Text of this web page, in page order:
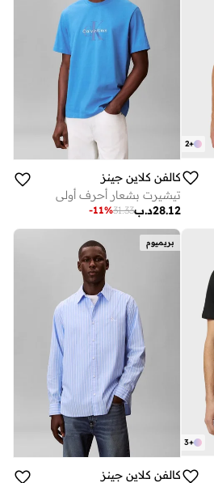
+
2
كالفن كلاين جينز
تيشيرت بشعار أحرف أولى
د.ب28.12
31.33
-11%
+
3
بريميوم
كالفن كلاين جينز